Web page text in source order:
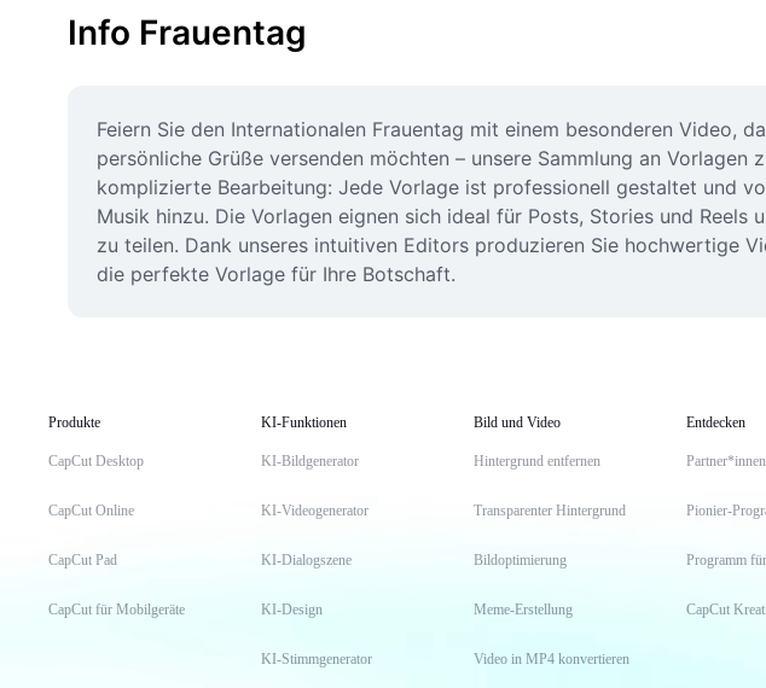
Info Frauentag
Feiern Sie den Internationalen Frauentag mit einem besonderen Video,
persönliche Grüße versenden möchten – unsere Sammlung an
komplizierte Bearbeitung: Jede Vorlage ist professionell gestaltet und
Musik hinzu. Die Vorlagen eignen sich ideal für Posts, Stories und
zu teilen. Dank unseres intuitiven Editors produzieren Sie hochwertige
die perfekte Vorlage für Ihre Botschaft.
Produkte
CapCut Desktop
CapCut Online
CapCut Pad
CapCut für Mobilgeräte
KI-Funktionen
KI-Bildgenerator
KI-Videogenerator
KI-Dialogszene
KI-Design
KI-Stimmgenerator
Bild und Video
Hintergrund entfernen
Transparenter Hintergrund
Bildoptimierung
Meme-Erstellung
Video in MP4 konvertieren
Entdecken
Partner*innen
Pionier-
CapCut